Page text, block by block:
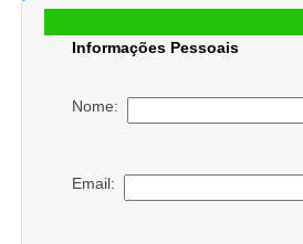
Informações Pessoais
Nome:
Email: